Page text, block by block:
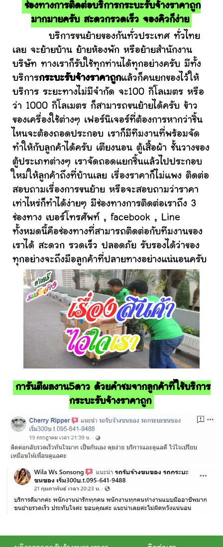
ช่องทางการติดต่อบริการกระบะรับจ้างราคาถูก
มากมายครับ สะดวกรวดเร็ว จองคิวก็ง่าย
บริการขนย้ายของกันทั่วประเทศ ทั่วไทย
เลย จะย้ายบ้าน ย้ายห้องพัก หรือย้ายสำนักงาน
บริษัท ทางเราก็รับใช้ทุกท่านได้ทุกอย่างครับ มีทั้ง
บริการกระบะรับจ้างราคาถูกแล้วก็คนยกของไว้ให้
บริการ ระยะทางไม่มีจำกัด จะ100 กิโลเมตร หรือ
ว่า 1000 กิโลเมตร ก็สามารถขนย้ายได้ครับ ข้าว
ของเครื่องใช้ต่างๆ เฟอร์นิเจอร์ที่ต้องการหากว่าชิ้น
ไหนจะต้องถอดประกอบ เราก็มีทีมงานที่พร้อมจัด
ทำให้กับลูกค้าได้ครับ เตียงนอน ตู้เสื้อผ้า ชั้นวางของ
ตู้ประเภทต่างๆ เราจัดถอดแยกชิ้นแล้วไปประกอบ
ใหม่ให้ลูกค้าถึงที่บ้านเลย เรื่องราคาก็ไม่แพง ติดต่อ
สอบถามเรื่องการขนย้าย หรือจะสอบถามว่าราคา
เท่าไหร่ก็ทำได้ง่ายๆ มีช่องทางการติดต่อเราถึง 3
ช่องทาง เบอร์โทรศัพท์ , facebook , Line
ทั้งหมดนี้คือช่องทางที่สามารถติดต่อกับทีมงานของ
เราได้ สะดวก รวดเร็ว ปลอดภัย รับรองได้ว่าของ
ทุกอย่างจะถึงมือลูกค้าที่ปลายทางอย่างแน่นอนครับ
การันตีผลงาน5ดาว ด้วยคำชมจากลูกค้าที่ใช้บริการ
กระบะรับจ้างราคาถูก